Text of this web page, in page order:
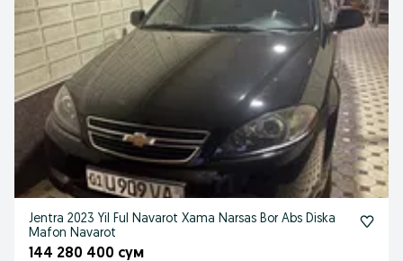
Jentra 2023 Yil Ful Navarot Xama Narsas Bor Abs Diska
Mafon Navarot
144 280 400 сум